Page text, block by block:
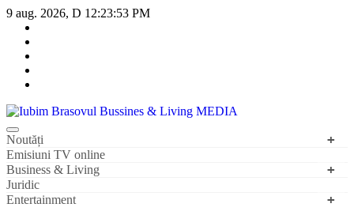
Sari
conținut
9 aug. 2026, D 12:23:54 PM
Iubim Brasovul Bussines & Living MEDIA
Din pasiune și dragoste pentru Brașoveni
Noutăți
Emisiuni TV online
Business & Living
Juridic
Entertainment